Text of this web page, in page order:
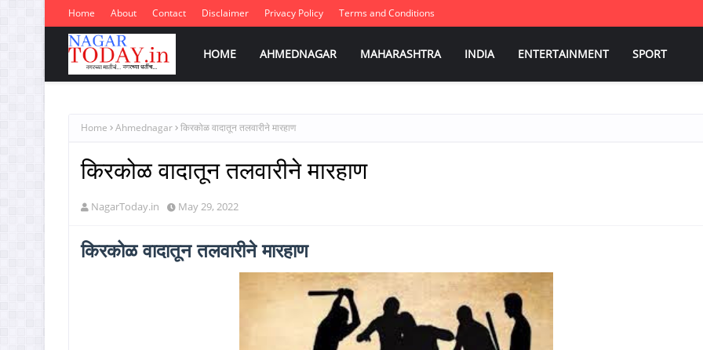
Home About Contact Disclaimer Privacy Policy Terms and Conditions
HOME AHMEDNAGAR MAHARASHTRA INDIA ENTERTAINMENT SPORT
Home Ahmednagar किरकोळ वादातून तलवारीने मारहाण
किरकोळ वादातून तलवारीने मारहाण
NagarToday.in May 29, 2022
किरकोळ वादातून तलवारीने मारहाण